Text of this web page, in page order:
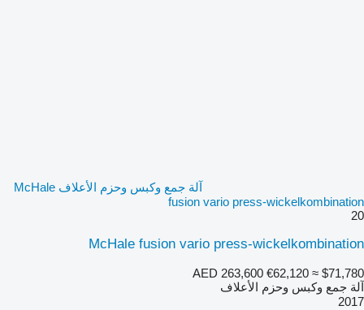
آلة جمع وكبس وحزم الأعلاف McHale
fusion vario press-wickelkombination
20
McHale fusion vario press-wickelkombination
AED 263,600 €62,120 ≈ $71,780
آلة جمع وكبس وحزم الأعلاف
2017